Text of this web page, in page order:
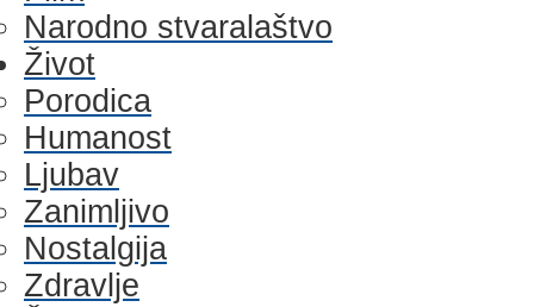
Narodno stvaralaštvo
Život
Porodica
Humanost
Ljubav
Zanimljivo
Nostalgija
Zdravlje